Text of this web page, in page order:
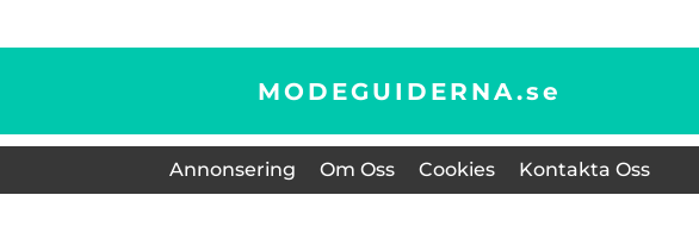
MODEGUIDERNA.se
Annonsering Om Oss Cookies Kontakta Oss